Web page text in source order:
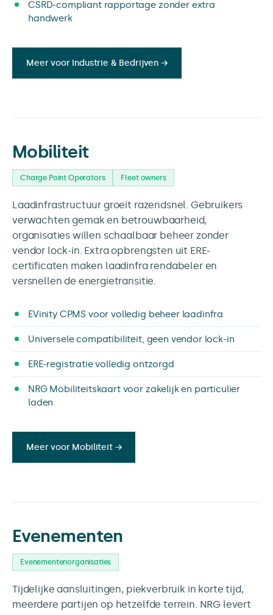
CSRD-compliant rapportage zonder extra
handwerk
Meer voor Industrie & Bedrijven →
Mobiliteit
Charge Point Operators Fleet owners
Laadinfrastructuur groeit razendsnel. Gebruikers
verwachten gemak en betrouwbaarheid,
organisaties willen schaalbaar beheer zonder
vendor lock-in. Extra opbrengsten uit ERE-
certificaten maken laadinfra rendabeler en
versnellen de energietransitie.
EVinity CPMS voor volledig beheer laadinfra
Universele compatibiliteit, geen vendor lock-in
ERE-registratie volledig ontzorgd
NRG Mobiliteitskaart voor zakelijk en particulier
laden
Meer voor Mobiliteit →
Evenementen
Evenementenorganisaties
Tijdelijke aansluitingen, piekverbruik in korte tijd,
meerdere partijen op hetzelfde terrein. NRG levert